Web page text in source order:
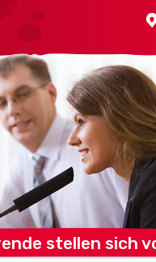
stellen sich